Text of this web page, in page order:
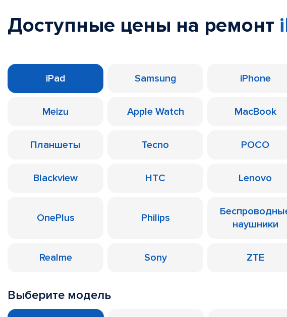
Доступные цены на ремонт
iPad Samsung iPhone
Meizu Apple Watch MacBook
Планшеты Tecno POCO
Blackview HTC Lenovo
OnePlus Philips
наушники
Realme Sony ZTE
Выберите модель